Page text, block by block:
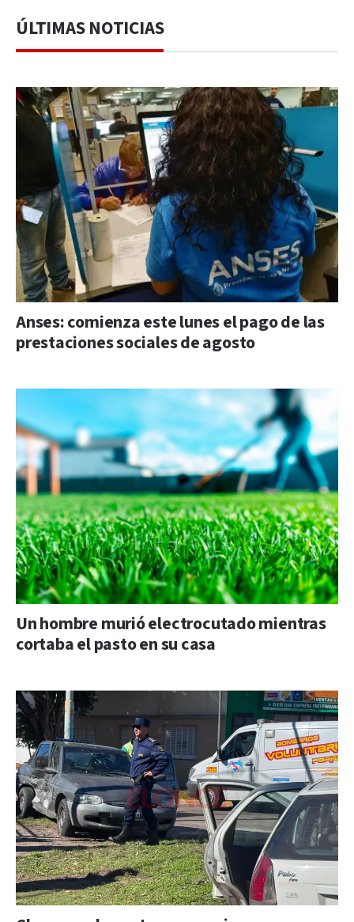
ÚLTIMAS NOTICIAS
Anses: comienza este lunes el pago de las
prestaciones sociales de agosto
Un hombre murió electrocutado mientras
cortaba el pasto en su casa